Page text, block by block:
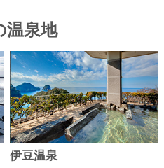
8 位
栃木県 鬼怒川温泉
あさやホテル
パ
ル
2種の源泉湯宿 大仙家
【WEB限定特価】【お得】月替り
会席プラン
13%
OFF
1名12,100円
10,500円～ 税込
温泉地
伊豆温泉